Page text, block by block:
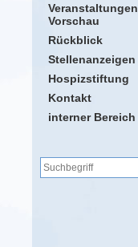
Veranstaltungen
Vorschau
Rückblick
Stellenanzeigen
Hospizstiftung
Kontakt
interner Bereich